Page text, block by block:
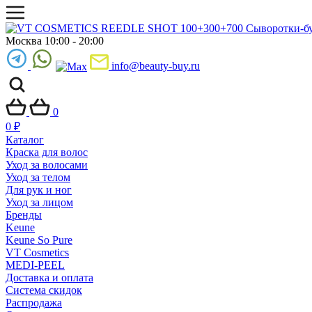
Москва 10:00 - 20:00
info@beauty-buy.ru
0
0 ₽
Каталог
Краска для волос
Уход за волосами
Уход за телом
Для рук и ног
Уход за лицом
Бренды
Keune
Keune So Pure
VT Cosmetics
MEDI-PEEL
Доставка и оплата
Система скидок
Распродажа